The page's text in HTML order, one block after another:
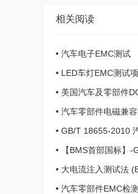
相关阅读
• 汽车电子EMC测试
• LED车灯EMC测试
• 美国汽车及零部件
• 汽车零部件电磁兼
• GB/T 18655-2010
法
•
【BMS首部国标
技...
• 大电流注入测试法
• 汽车零部件EMC检